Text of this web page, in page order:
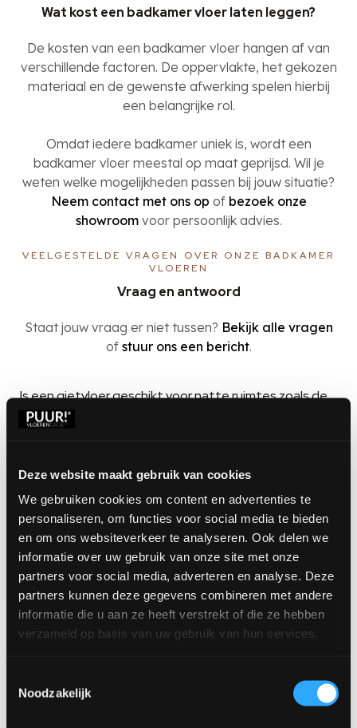
Deze website maakt gebruik van cookies
We gebruiken cookies om content en advertenties te
personaliseren, om functies voor social media te bieden
en om ons websiteverkeer te analyseren. Ook delen we
informatie over uw gebruik van onze site met onze
partners voor social media, adverteren en analyse. Deze
partners kunnen deze gegevens combineren met andere
informatie die u aan ze heeft verstrekt of die ze hebben
verzameld op basis van uw gebruik van hun services.
Noodzakelijk
Wat kost een badkamer vloer laten leggen?
De kosten van een badkamer vloer hangen af van
verschillende factoren. De oppervlakte, het gekozen
materiaal en de gewenste afwerking spelen hierbij
een belangrijke rol.
Omdat iedere badkamer uniek is, wordt een
badkamer vloer meestal op maat geprijsd. Wil je
weten welke mogelijkheden passen bij jouw situatie?
Neem contact met ons op of bezoek onze
showroomvoor persoonlijk advies.
VEELGESTELDE VRAGEN OVER ONZE BADKAMER
VLOEREN
Vraag en antwoord
Staat jouw vraag er niet tussen? Bekijk alle vragen
of stuur ons een bericht.
Is een gietvloer geschikt voor natte ruimtes zoals de
badkamer?
vocht geen kans krijgt.
Hoe duurzaam zijn gietvloeren en microcement in
de badkamer?
Ze zijn waterdicht, slijtvast en onderhoudsvriendelijk,
waardoor ze jarenlang meegaan.
Kan een badkamer vloer over bestaande tegels
In veel gevallen wel, zolang de ondergrond stabiel is.